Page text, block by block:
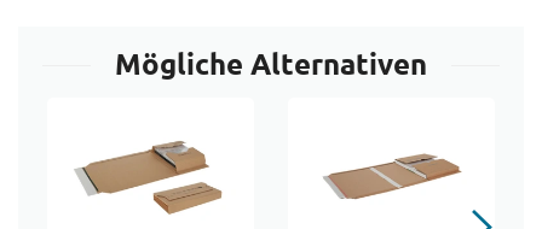
Mögliche Alternativen